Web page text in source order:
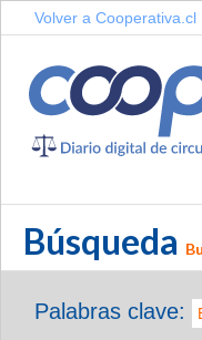
Volver a Cooperativa.cl
Búsqueda
Palabras clave: